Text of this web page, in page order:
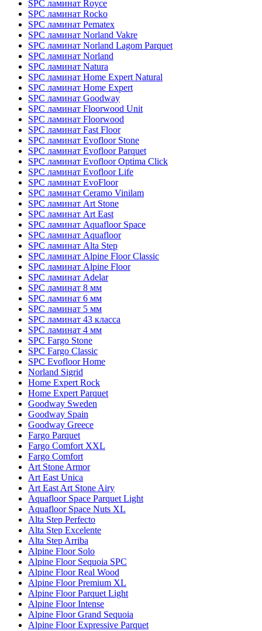
SPC ламинат Royce
SPC ламинат Rocko
SPC ламинат Pematex
SPC ламинат Norland Vakre
SPC ламинат Norland Lagom Parquet
SPC ламинат Norland
SPC ламинат Natura
SPC ламинат Home Expert Natural
SPC ламинат Home Expert
SPC ламинат Goodway
SPC ламинат Floorwood Unit
SPC ламинат Floorwood
SPC ламинат Fast Floor
SPC ламинат Evofloor Stone
SPC ламинат Evofloor Parquet
SPC ламинат Evofloor Optima Click
SPC ламинат Evofloor Life
SPC ламинат EvoFloor
SPC ламинат Ceramo Vinilam
SPC ламинат Art Stone
SPC ламинат Art East
SPC ламинат Aquafloor Space
SPC ламинат Aquafloor
SPC ламинат Alta Step
SPC ламинат Alpine Floor Classic
SPC ламинат Alpine Floor
SPC ламинат Adelar
SPC ламинат 8 мм
SPC ламинат 6 мм
SPC ламинат 5 мм
SPC ламинат 43 класса
SPC ламинат 4 мм
SPC Fargo Stone
SPC Fargo Classic
SPC Evofloor Home
Norland Sigrid
Home Expert Rock
Home Expert Parquet
Goodway Sweden
Goodway Spain
Goodway Greece
Fargo Parquet
Fargo Comfort XXL
Fargo Comfort
Art Stone Armor
Art East Unica
Art East Art Stone Airy
Aquafloor Space Parquet Light
Aquafloor Space Nuts XL
Alta Step Perfecto
Alta Step Excelente
Alta Step Arriba
Alpine Floor Solo
Alpine Floor Sequoia SPC
Alpine Floor Real Wood
Alpine Floor Premium XL
Alpine Floor Parquet Light
Alpine Floor Intense
Alpine Floor Grand Sequoia
Alpine Floor Expressive Parquet